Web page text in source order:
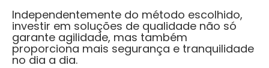
Independentemente do método escolhido,
investir em soluções de qualidade não só
garante agilidade, mas também
proporciona mais segurança e tranquilidade
no dia a dia.